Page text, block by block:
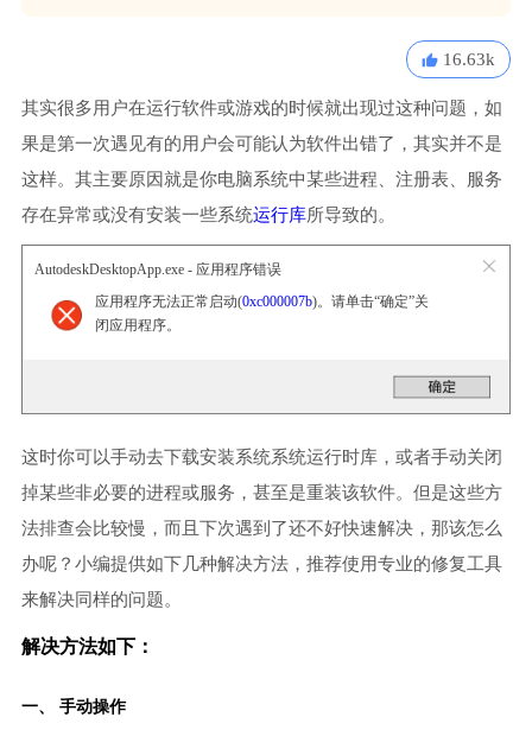
16.63k
其实很多用户在运行软件或游戏的时候就出现过这种问题，如
果是第一次遇见有的用户会可能认为软件出错了，其实并不是
这样。其主要原因就是你电脑系统中某些进程、注册表、服务
存在异常或没有安装一些系统运行库所导致的。
AutodeskDesktopApp.exe - 应用程序错误
应用程序无法正常启动(0xc000007b)。请单击“确定”关
闭应用程序。
这时你可以手动去下载安装系统系统运行时库，或者手动关闭
掉某些非必要的进程或服务，甚至是重装该软件。但是这些方
法排查会比较慢，而且下次遇到了还不好快速解决，那该怎么
办呢？小编提供如下几种解决方法，推荐使用专业的修复工具
来解决同样的问题。
解决方法如下：
一、 手动操作